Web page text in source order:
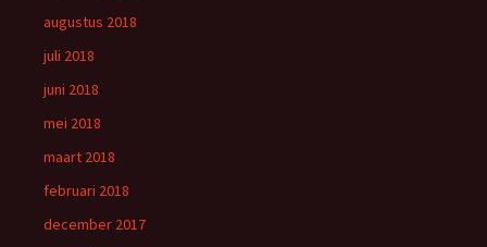
augustus 2018
juli 2018
juni 2018
mei 2018
maart 2018
februari 2018
december 2017